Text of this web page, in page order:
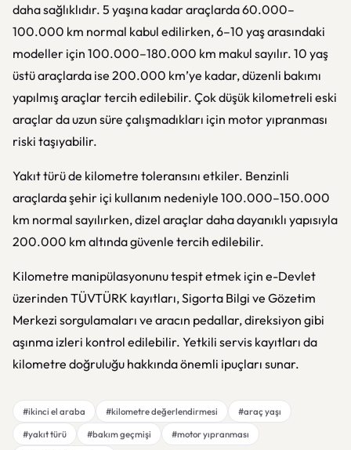
daha sağlıklıdır. 5 yaşına kadar araçlarda 60.000–
100.000 km normal kabul edilirken, 6–10 yaş arasındaki
modeller için 100.000–180.000 km makul sayılır. 10 yaş
üstü araçlarda ise 200.000 km’ye kadar, düzenli bakımı
yapılmış araçlar tercih edilebilir. Çok düşük kilometreli eski
araçlar da uzun süre çalışmadıkları için motor yıpranması
riski taşıyabilir.
Yakıt türü de kilometre toleransını etkiler. Benzinli
araçlarda şehir içi kullanım nedeniyle 100.000–150.000
km normal sayılırken, dizel araçlar daha dayanıklı yapısıyla
200.000 km altında güvenle tercih edilebilir.
Kilometre manipülasyonunu tespit etmek için e-Devlet
üzerinden TÜVTÜRK kayıtları, Sigorta Bilgi ve Gözetim
Merkezi sorgulamaları ve aracın pedallar, direksiyon gibi
aşınma izleri kontrol edilebilir. Yetkili servis kayıtları da
kilometre doğruluğu hakkında önemli ipuçları sunar.
#ikinci el araba #kilometre değerlendirmesi
#araç yaşı
#yakıt türü
#bakım geçmişi
#motor yıpranması